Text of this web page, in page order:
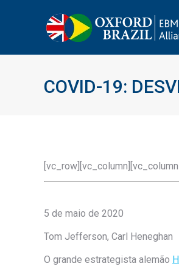
COVID-19:
5 de maio de 2020
Tom Jefferson, Carl Heneghan
O grande estrategista alemão